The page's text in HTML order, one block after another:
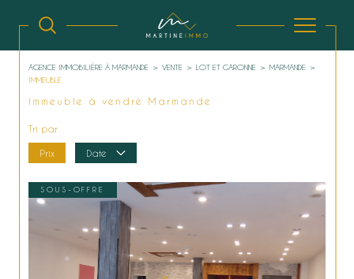
AGENCE IMMOBILIÈRE À MARMANDE VENTE LOT ET GARONNE
MARMANDE
IMMEUBLE
Immeuble à vendre Marmande
Tri par
Prix Date
SOUS-OFFRE